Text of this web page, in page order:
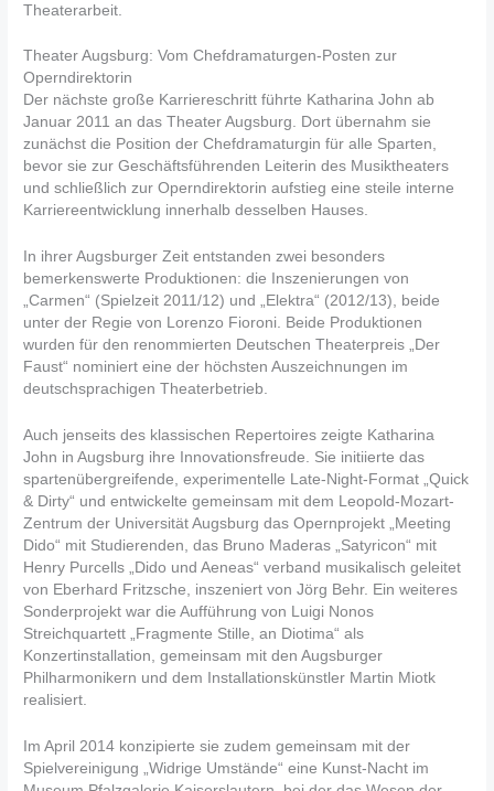
Theaterarbeit.
Theater Augsburg: Vom Chefdramaturgen-Posten zur
Operndirektorin
Der nächste große Karriereschritt führte Katharina John ab
Januar 2011 an das Theater Augsburg. Dort übernahm sie
zunächst die Position der Chefdramaturgin für alle Sparten,
bevor sie zur Geschäftsführenden Leiterin des Musiktheaters
und schließlich zur Operndirektorin aufstieg eine steile interne
Karriereentwicklung innerhalb desselben Hauses.
In ihrer Augsburger Zeit entstanden zwei besonders
bemerkenswerte Produktionen: die Inszenierungen von
„Carmen“ (Spielzeit 2011/12) und „Elektra“ (2012/13), beide
unter der Regie von Lorenzo Fioroni. Beide Produktionen
wurden für den renommierten Deutschen Theaterpreis „Der
Faust“ nominiert eine der höchsten Auszeichnungen im
deutschsprachigen Theaterbetrieb.
Auch jenseits des klassischen Repertoires zeigte Katharina
John in Augsburg ihre Innovationsfreude. Sie initiierte das
spartenübergreifende, experimentelle Late-Night-Format „Quick
& Dirty“ und entwickelte gemeinsam mit dem Leopold-Mozart-
Zentrum der Universität Augsburg das Opernprojekt „Meeting
Dido“ mit Studierenden, das Bruno Maderas „Satyricon“ mit
Henry Purcells „Dido und Aeneas“ verband musikalisch geleitet
von Eberhard Fritzsche, inszeniert von Jörg Behr. Ein weiteres
Sonderprojekt war die Aufführung von Luigi Nonos
Streichquartett „Fragmente Stille, an Diotima“ als
Konzertinstallation, gemeinsam mit den Augsburger
Philharmonikern und dem Installationskünstler Martin Miotk
realisiert.
Im April 2014 konzipierte sie zudem gemeinsam mit der
Spielvereinigung „Widrige Umstände“ eine Kunst-Nacht im